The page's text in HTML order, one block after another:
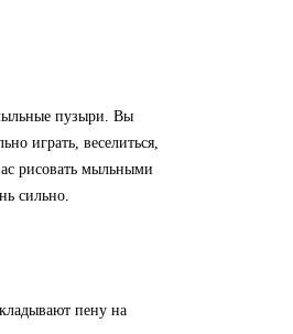
пузыри. Вы
играть, веселиться,
рисовать мыльными
сильно.
пену на